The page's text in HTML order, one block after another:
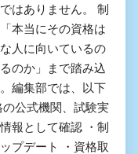
はありません。 制
本当にその資格は
人に向いているの
のか」まで踏み込
編集部では、以下
公式機関、試験実
報として確認 ・制
プデート ・資格取